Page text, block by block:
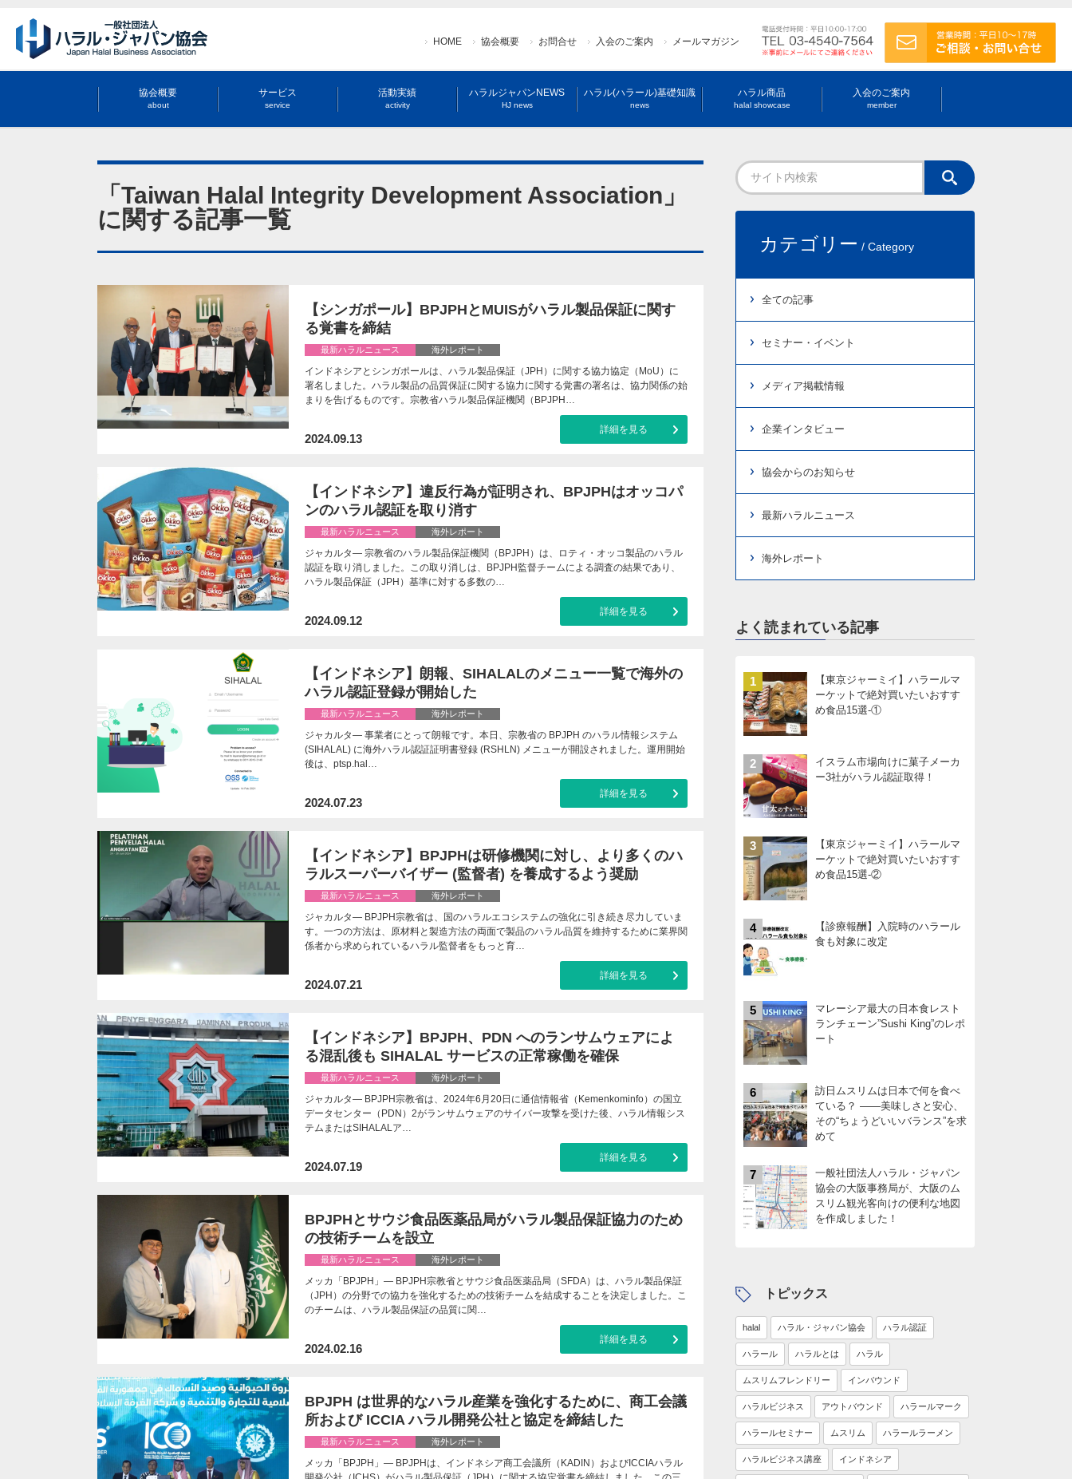
HOME 協会概要 お問合せ 入会のご案内 メールマガジン
協会概要
about
サービス
service
活動実績
activity
ハラルジャパンNEWS
HJ news
ハラル(ハラール)基礎知識
news
ハラル商品
halal showcase
入会のご案内
member
「Taiwan Halal Integrity Development Association」
に関する記事一覧
【シンガポール】BPJPHとMUISがハラル製品保証に関す
る覚書を締結
最新ハラルニュース 海外レポート
インドネシアとシンガポールは、ハラル製品保証（JPH）に関する協力協定（MoU）に
署名しました。ハラル製品の品質保証に関する協力に関する覚書の署名は、協力関係の始
まりを告げるものです。宗教省ハラル製品保証機関（BPJPH…
2024.09.13
詳細を見る
【インドネシア】違反行為が証明され、BPJPHはオッコパ
ンのハラル認証を取り消す
最新ハラルニュース 海外レポート
ジャカルタ— 宗教省のハラル製品保証機関（BPJPH）は、ロティ・オッコ製品のハラル
認証を取り消しました。この取り消しは、BPJPH監督チームによる調査の結果であり、
ハラル製品保証（JPH）基準に対する多数の…
2024.09.12
詳細を見る
【インドネシア】朗報、SIHALALのメニュー一覧で海外の
ハラル認証登録が開始した
最新ハラルニュース 海外レポート
ジャカルタ— 事業者にとって朗報です。本日、宗教省の BPJPH のハラル情報システム
(SIHALAL) に海外ハラル認証証明書登録 (RSHLN) メニューが開設されました。運用開始
後は、ptsp.hal…
2024.07.23
詳細を見る
【インドネシア】BPJPHは研修機関に対し、より多くのハ
ラルスーパーバイザー (監督者) を養成するよう奨励
最新ハラルニュース 海外レポート
ジャカルタ— BPJPH宗教省は、国のハラルエコシステムの強化に引き続き尽力していま
す。一つの方法は、原材料と製造方法の両面で製品のハラル品質を維持するために業界関
係者から求められているハラル監督者をもっと育…
2024.07.21
詳細を見る
【インドネシア】BPJPH、PDN へのランサムウェアによ
る混乱後も SIHALAL サービスの正常稼働を確保
最新ハラルニュース 海外レポート
ジャカルタ— BPJPH宗教省は、2024年6月20日に通信情報省（Kemenkominfo）の国立
データセンター（PDN）2がランサムウェアのサイバー攻撃を受けた後、ハラル情報シス
テムまたはSIHALALア…
2024.07.19
詳細を見る
BPJPHとサウジ食品医薬品局がハラル製品保証協力のため
の技術チームを設立
最新ハラルニュース 海外レポート
メッカ「BPJPH」— BPJPH宗教省とサウジ食品医薬品局（SFDA）は、ハラル製品保証
（JPH）の分野での協力を強化するための技術チームを結成することを決定しました。こ
のチームは、ハラル製品保証の品質に関…
2024.02.16
詳細を見る
BPJPH は世界的なハラル産業を強化するために、商工会議
所および ICCIA ハラル開発公社と協定を締結した
最新ハラルニュース 海外レポート
メッカ「BPJPH」— BPJPHは、インドネシア商工会議所（KADIN）およびICCIAハラル
カテゴリー / Category
全ての記事
セミナー・イベント
メディア掲載情報
企業インタビュー
協会からのお知らせ
最新ハラルニュース
海外レポート
よく読まれている記事
1
【東京ジャーミイ】ハラールマ
ーケットで絶対買いたいおすす
め食品15選-①
2
イスラム市場向けに菓子メーカ
ー3社がハラル認証取得！
3
【東京ジャーミイ】ハラールマ
ーケットで絶対買いたいおすす
め食品15選-②
4
【診療報酬】入院時のハラール
食も対象に改定
5
マレーシア最大の日本食レスト
ランチェーン”Sushi King”のレポ
ート
6
訪日ムスリムは日本で何を食べ
ている？ ――美味しさと安心、
その“ちょうどいいバランス”を求
めて
7
一般社団法人ハラル・ジャパン
協会の大阪事務局が、大阪のム
スリム観光客向けの便利な地図
を作成しました！
トピックス
halal ハラル・ジャパン協会 ハラル認証
ハラール ハラルとは ハラル
ムスリムフレンドリー インバウンド
ハラルビジネス アウトバウンド ハラールマーク
ハラールセミナー ムスリム ハラールラーメン
ハラルビジネス講座 インドネシア